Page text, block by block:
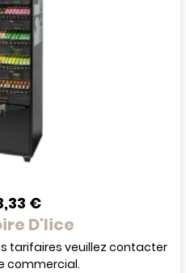
€
D'lice
tarifaires veuillez contacter
commercial.